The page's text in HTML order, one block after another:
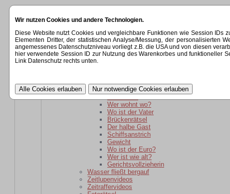
Wir nutzen Cookies und andere Technologien.
Diese Website nutzt Cookies und vergleichbare Funktionen wie Session
Elementen Dritter, der statistischen Analyse/Messung, der
angemessenes Datenschutzniveau vorliegt z.B. die USA und von diesen
hier verwendete Session ID zur Nutzung des Warenkorbes und funktioneller
Link Datenschutz rechts unten.
Kategorien
Rätsel
Rätsel für daheim gebliebene
Wer ist wie alt?
wer ist weiter weg?
kaputte Sicherung
Kartoffelsackrätsel
Wer wohnt wo?
Wo ist der Vater
Brückenrätsel
Der halbe Gast
Schiffsanstrich
Gewicht
Wo ist der Euro?
Wer ist wie alt?
Gerichtsvollzieherin
Wasser fließt bergauf
Zeitlupenvideos
Zeitraffervideos